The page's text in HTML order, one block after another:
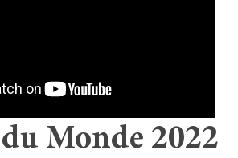
Monde 2022